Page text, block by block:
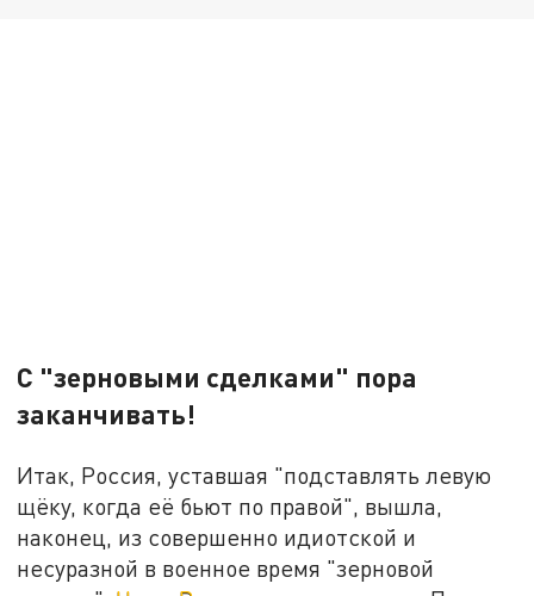
С "зерновыми сделками" пора
заканчивать!
Итак, Россия, уставшая "подставлять левую
щёку, когда её бьют по правой", вышла,
наконец, из совершенно идиотской и
несуразной в военное время "зерновой